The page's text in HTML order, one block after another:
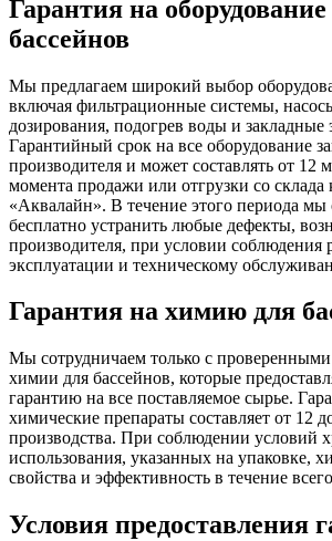
Гарантия на
бассейнов
Мы предлагаем широкий выбор
включая фильтрационные системы,
дозирования, подогрев воды и закладные
Гарантийный срок на все оборудование
производителя и может составлять от 12
момента продажи или отгрузки со склада
«Аквалайн». В течение этого периода мы
бесплатно устранить любые дефекты,
производителя, при условии соблюдения
эксплуатации и техническому
Гарантия на химию для
Мы сотрудничаем только с
химии для бассейнов, которые
гарантию на все поставляемое сырье.
химические препараты составляет от 12
производства. При соблюдении условий
использования, указанных на упаковке,
свойства и эффективность в течение
Условия предоставления